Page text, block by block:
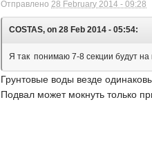
Отправлено28 February 2014 - 09:28
COSTAS, on 28 Feb 2014 - 05:54:
Я так понимаю 7-8 секции будут на
Грунтовые воды везде
Подвал может мокнуть только